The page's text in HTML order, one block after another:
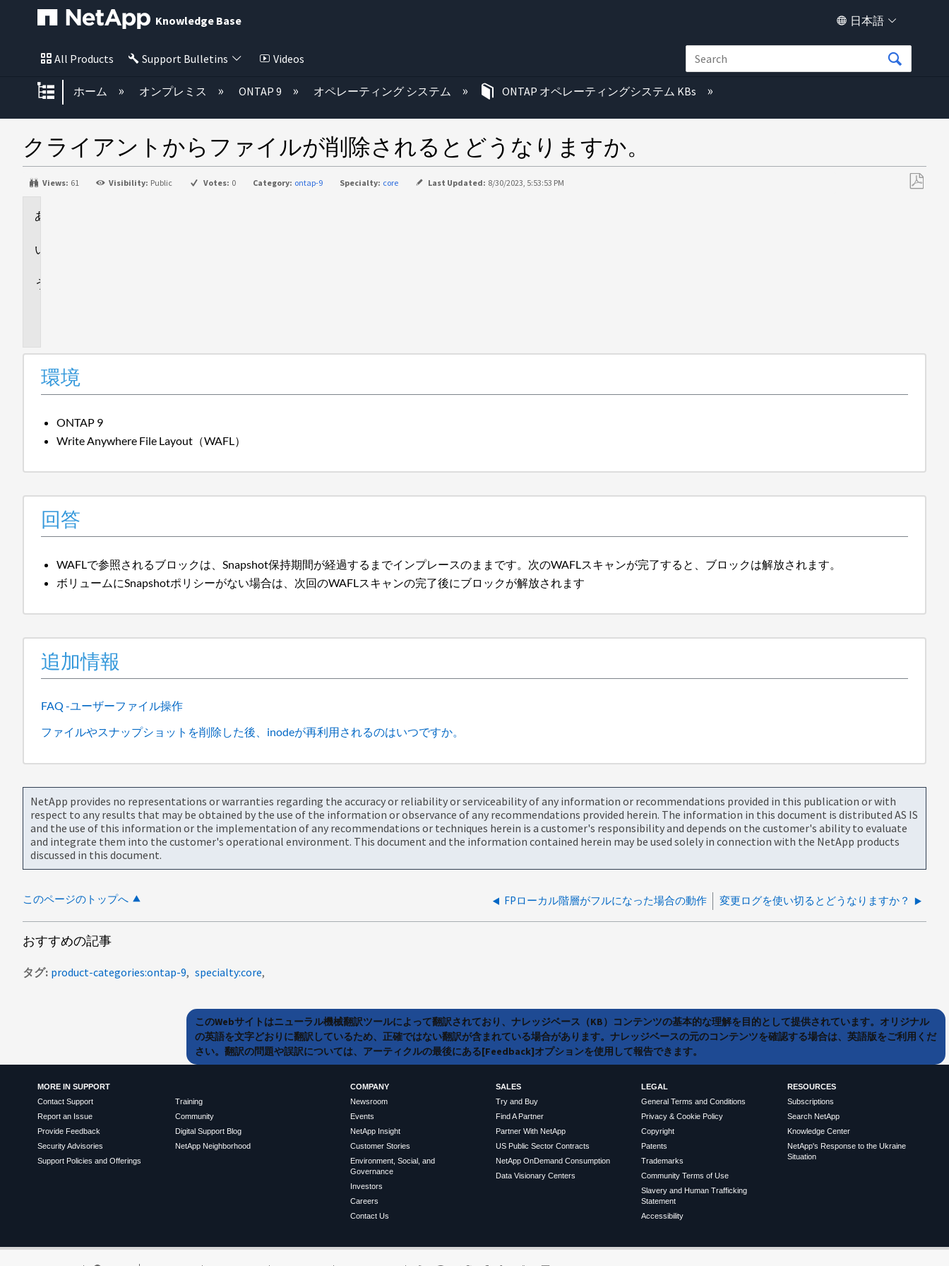
Knowledge Base 日本語
All Products Support Bulletins Videos
グローバル階層を展開/折りたたむ
ホーム オンプレミス ONTAP 9 オペレーティング システム ONTAP オペレーティングシステム KBs
クライアントからファイルが削除されるとどうなりますか。
Views: 61 Visibility: Public Votes: 0 Category: ontap-9 Specialty: core Last Updated: 8/30/2023, 5:53:53 PM
環境
ONTAP 9
Write Anywhere File Layout（WAFL）
回答
WAFLで参照されるブロックは、Snapshot保持期間が経過するまでインプレースのままです。次のWAFLスキャンが完了すると、ブロックは解放されます。
ボリュームにSnapshotポリシーがない場合は、次回のWAFLスキャンの完了後にブロックが解放されます
追加情報
FAQ -ユーザーファイル操作
ファイルやスナップショットを削除した後、inodeが再利用されるのはいつですか。
NetApp provides no representations or warranties regarding the accuracy or reliability or serviceability of any information or recommendations provided in this publication or with
respect to any results that may be obtained by the use of the information or observance of any recommendations provided herein. The information in this document is distributed AS IS
and the use of this information or the implementation of any recommendations or techniques herein is a customer's responsibility and depends on the customer's ability to evaluate
and integrate them into the customer's operational environment. This document and the information contained herein may be used solely in connection with the NetApp products
discussed in this document.
このページのトップへ FPローカル階層がフルになった場合の動作 変更ログを使い切るとどうなりますか？
おすすめの記事
タグ product-categories:ontap-9 specialty:core
このWebサイトはニューラル機械翻訳ツールによって翻訳されており、ナレッジベース（KB）コンテンツの基本的な理解を目的として提供されています。オリジナル
の英語を文字どおりに翻訳しているため、正確ではない翻訳が含まれている場合があります。ナレッジベースの元のコンテンツを確認する場合は、英語版をご利用くだ
さい。翻訳の問題や誤訳については、アーティクルの最後にある[Feedback]オプションを使用して報告できます。
MORE IN SUPPORT
Contact Support
Report an Issue
Provide Feedback
Security Advisories
Support Policies and Offerings
Training
Community
Digital Support Blog
NetApp Neighborhood
COMPANY
Newsroom
Events
NetApp Insight
Customer Stories
Environment, Social, and
Governance
Investors
Careers
Contact Us
SALES
Try and Buy
Find A Partner
Partner With NetApp
US Public Sector Contracts
NetApp OnDemand Consumption
Data Visionary Centers
LEGAL
General Terms and Conditions
Privacy & Cookie Policy
Copyright
Patents
Trademarks
Community Terms of Use
Slavery and Human Trafficking
Statement
Accessibility
RESOURCES
Subscriptions
Search NetApp
Knowledge Center
NetApp's Response to the Ukraine
Situation